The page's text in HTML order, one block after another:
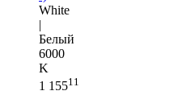
White
|
Белый
6000
K
1 15511